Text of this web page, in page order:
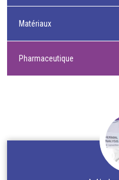
Matériaux
Pharmaceutique